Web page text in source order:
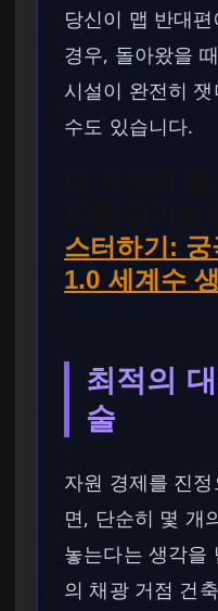
당신이 맵 반대
경우, 돌아왔을
시설이 완전히
수도 있습니다.
스터하기:
1.0 세계수
최적의
술
자원 경제를 진
면, 단순히 몇 개
놓는다는 생각을
의 채광 거점 건